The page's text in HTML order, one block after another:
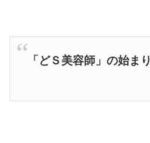
「どＳ美容師」の始まり